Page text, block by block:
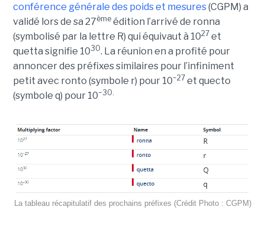
conférence générale des poids et mesures(CGPM) a
validé lors de sa 27èmeédition l’arrivé de ronna
(symbolisé par la lettre R) qui équivaut à 1027 et
quetta signifie 1030. La réunion en a profité pour
annoncer des préfixes similaires pour l’infiniment
petit avec ronto (symbole r) pour 10−27 et quecto
(symbole q) pour 10−30.
La tableau récapitulatif des prochains préfixes (Crédit Photo : CGPM)